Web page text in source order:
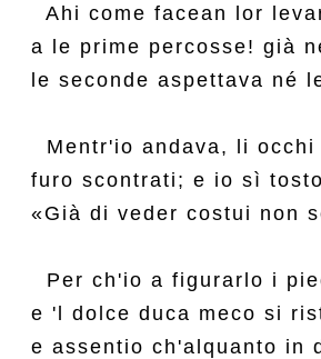
Ahi come facean lor
a le prime percosse! già
le seconde aspettava né
Mentr'io andava, li
furo scontrati; e io sì
«Già di veder costui non
Per ch'io a figurarlo i
e 'l dolce duca meco si
e assentio ch'alquanto in